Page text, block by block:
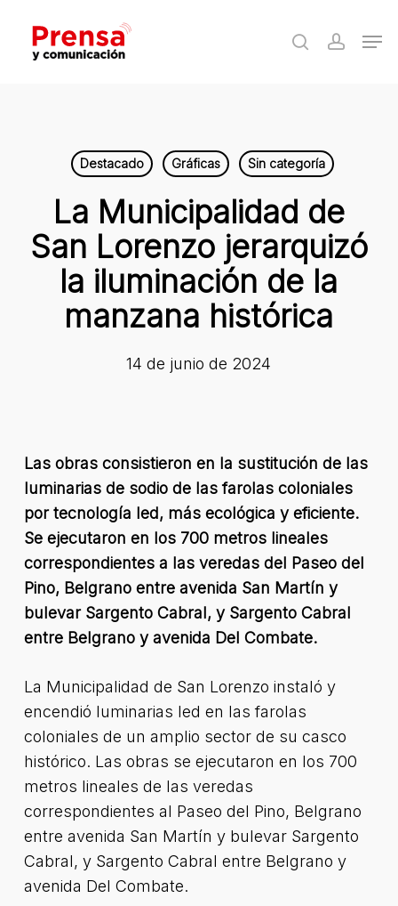
main
search
Destacado Gráficas Sin categoría
La Municipalidad de
San Lorenzo jerarquizó
la iluminación de la
manzana histórica
14 de junio de 2024
Las obras consistieron en la sustitución de las
luminarias de sodio de las farolas coloniales
por tecnología led, más ecológica y eficiente.
Se ejecutaron en los 700 metros lineales
correspondientes a las veredas del Paseo del
Pino, Belgrano entre avenida San Martín y
bulevar Sargento Cabral, y Sargento Cabral
entre Belgrano y avenida Del Combate.
La Municipalidad de San Lorenzo instaló y
encendió luminarias led en las farolas
coloniales de un amplio sector de su casco
histórico. Las obras se ejecutaron en los 700
metros lineales de las veredas
correspondientes al Paseo del Pino, Belgrano
entre avenida San Martín y bulevar Sargento
Cabral, y Sargento Cabral entre Belgrano y
avenida Del Combate.